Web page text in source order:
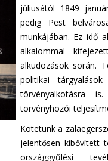
júliusától 1849
pedig Pest
munkájában. Ez idő
alkalommal
alkudozások során.
politikai
törvényalkotásra
törvényhozói
Kötetünk a
jelentősen kibővített
országgyűlési